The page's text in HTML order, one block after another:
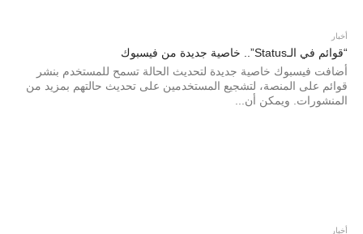
أخبار
“قوائم في الـStatus”.. خاصية جديدة من فيسبوك
أضافت فيسبوك خاصية جديدة لتحديث الحالة تسمح للمستخدم بنشر
قوائم على المنصة، لتشجيع المستخدمين على تحديث حالتهم بمزيد من
المنشورات. ويمكن أن...
أخبار